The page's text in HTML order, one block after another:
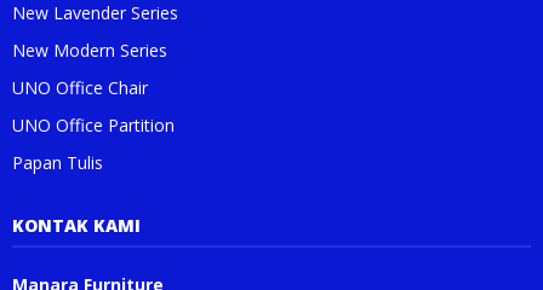
New Lavender Series
New Modern Series
UNO Office Chair
UNO Office Partition
Papan Tulis
KONTAK KAMI
Manara Furniture